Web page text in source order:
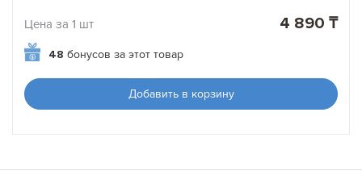
Цена за 1 шт 4 890 ₸
48 бонусов за этот товар
Добавить в корзину